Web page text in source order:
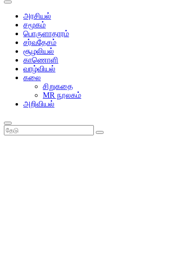
அரசியல்
சமூகம்
பொருளாதாரம்
சர்வதேசம்
சூழலியல்
காணொளி
வாழ்வியல்
கலை
சிறுகதை
MR நூலகம்
அறிவியல்
தேடு